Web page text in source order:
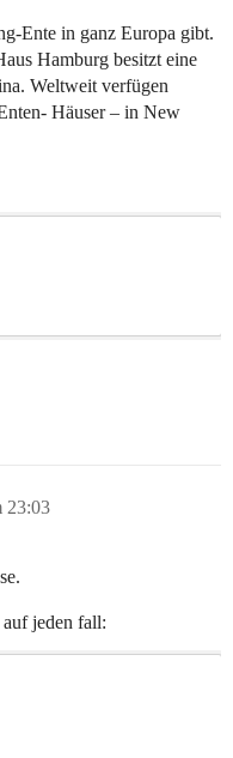
Ente in ganz Europa gibt.
Hamburg besitzt eine
Weltweit verfügen
Häuser – in New
23:03
jeden fall: